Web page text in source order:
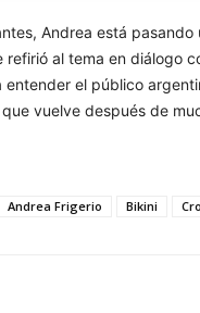
Andrea está
refirió al tema en diálogo
entender el público
vuelve después de
Andrea Frigerio Bikini